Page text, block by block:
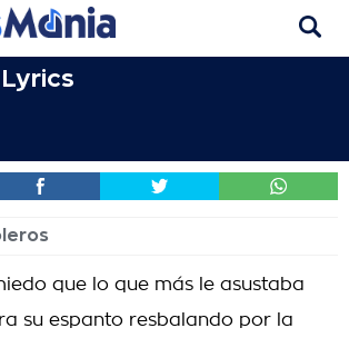
que lo que más le asustaba
su espanto resbalando por la